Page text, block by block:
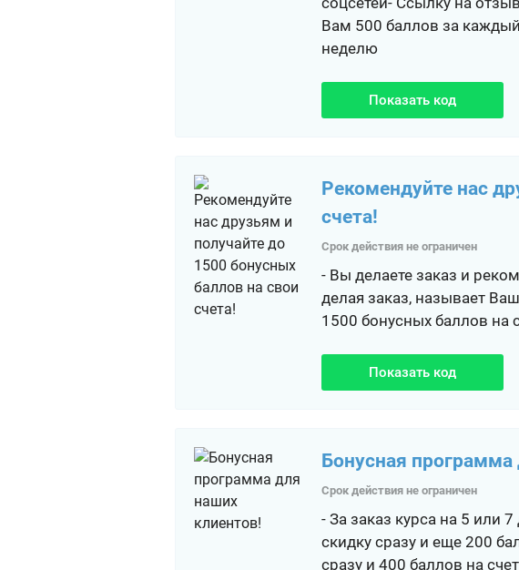
Вам 500 баллов за
неделю
Показать код
Рекомендуйте нас
счета!
Срок действия не ограничен
- Вы делаете заказ и
делая заказ, называет
1500 бонусных баллов на
Показать код
Бонусная
Срок действия не ограничен
- За заказ курса на 5 или
скидку сразу и еще 200
сразу и 400 баллов на счет